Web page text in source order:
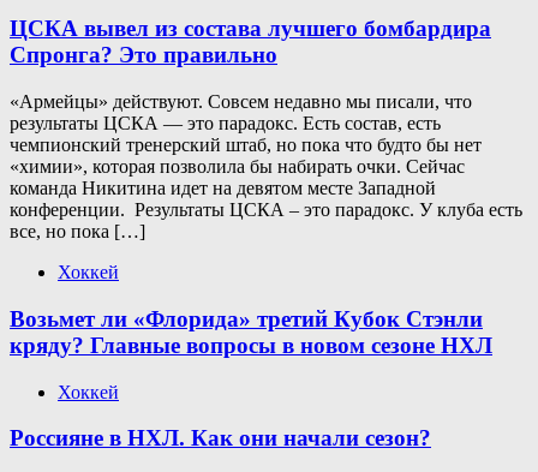
ЦСКА вывел из состава лучшего бомбардира
Спронга? Это правильно
«Армейцы» действуют. Совсем недавно мы писали, что
результаты ЦСКА — это парадокс. Есть состав, есть
чемпионский тренерский штаб, но пока что будто бы нет
«химии», которая позволила бы набирать очки. Сейчас
команда Никитина идет на девятом месте Западной
конференции. Результаты ЦСКА – это парадокс. У клуба есть
все, но пока […]
Хоккей
Возьмет ли «Флорида» третий Кубок Стэнли
кряду? Главные вопросы в новом сезоне НХЛ
Хоккей
Россияне в НХЛ. Как они начали сезон?